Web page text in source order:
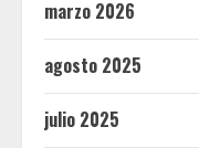
marzo 2026
agosto 2025
julio 2025